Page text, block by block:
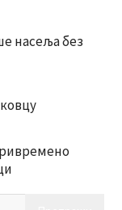
насеља без